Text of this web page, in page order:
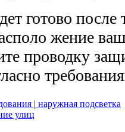
готово после
жение
проводку
| наружная подсветка
улиц